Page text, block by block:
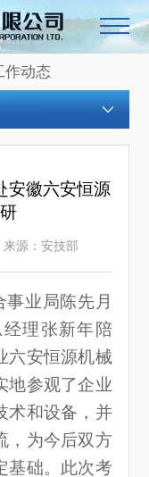
作动态
安徽六安恒源
来源：安技部
业局陈先月
理张新年陪
六安恒源机械
地参观了企业
术和设备，并
，为今后双方
基础。此次考